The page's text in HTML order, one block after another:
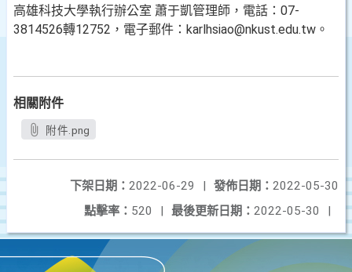
高雄科技大學執行辦公室 蕭于凱管理師，電話：07-
3814526轉12752，電子郵件：karlhsiao@nkust.edu.tw。
相關附件
附件.png
發佈日期： 2022-05-30
下架日期： 2022-06-29
|
最後更新日期： 2022-05-30 |
點擊率： 520 |